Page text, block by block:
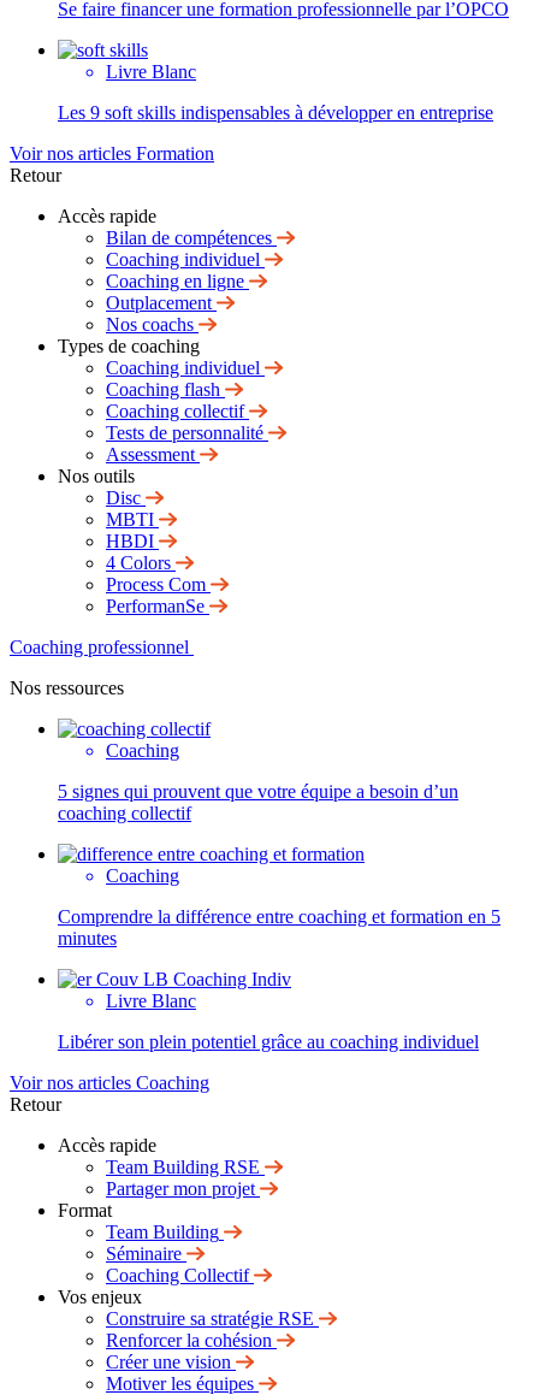
Se faire financer une formation professionnelle par l’OPCO
Livre Blanc
Les 9 soft skills indispensables à développer en entreprise
Voir nos articles Formation
Retour
Accès rapide
Bilan de compétences
Coaching individuel
Coaching en ligne
Outplacement
Nos coachs
Types de coaching
Coaching individuel
Coaching flash
Coaching collectif
Tests de personnalité
Assessment
Nos outils
Disc
MBTI
HBDI
4 Colors
Process Com
PerformanSe
Coaching professionnel
Nos ressources
Coaching
5 signes qui prouvent que votre équipe a besoin d’un
coaching collectif
Coaching
Comprendre la différence entre coaching et formation en 5
minutes
Livre Blanc
Libérer son plein potentiel grâce au coaching individuel
Voir nos articles Coaching
Retour
Accès rapide
Team Building RSE
Partager mon projet
Format
Team Building
Séminaire
Coaching Collectif
Vos enjeux
Construire sa stratégie RSE
Renforcer la cohésion
Créer une vision
Motiver les équipes